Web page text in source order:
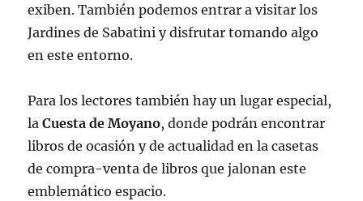
exiben. También podemos entrar a visitar los
Jardines de Sabatini y disfrutar tomando algo
en este entorno.
Para los lectores también hay un lugar especial,
laCuesta de Moyano, donde podrán encontrar
libros de ocasión y de actualidad en la casetas
de compra-venta de libros que jalonan este
emblemático espacio.